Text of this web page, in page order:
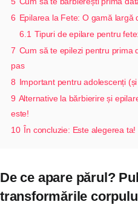
6 Epilarea la Fete: O gamă largă
6.1 Tipuri de epilare pentru fete:
7 Cum să te epilezi pentru prima
pas
8 Important pentru adolescenți
9 Alternative la bărbierire și
este!
10 În concluzie: Este alegerea ta!
De ce apare părul?
transformările